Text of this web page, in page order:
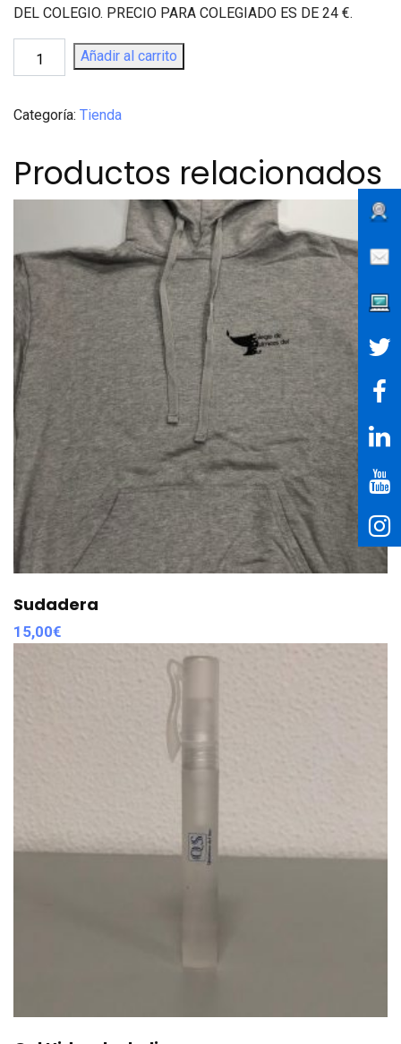
DEL COLEGIO. PRECIO PARA COLEGIADO ES DE 24 €.
Añadir al carrito
Categoría: Tienda
Productos relacionados
Sudadera
15,00€